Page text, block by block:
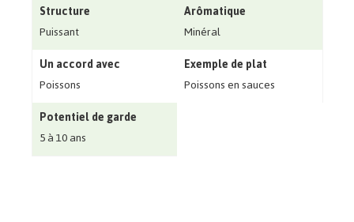
Structure
Puissant
Arômatique
Minéral
Un accord avec
Poissons
Exemple de plat
Poissons en sauces
Potentiel de garde
5 à 10 ans